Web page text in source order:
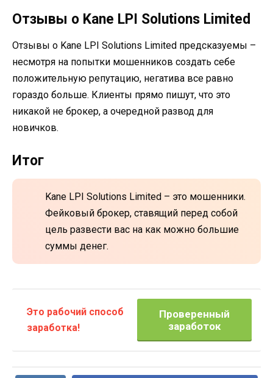
Отзывы о Kane LPI Solutions Limited
Отзывы о Kane LPI Solutions Limited предсказуемы –
несмотря на попытки мошенников создать себе
положительную репутацию, негатива все равно
гораздо больше. Клиенты прямо пишут, что это
никакой не брокер, а очередной развод для
новичков.
Итог
Kane LPI Solutions Limited – это мошенники.
Фейковый брокер, ставящий перед собой
цель развести вас на как можно большие
суммы денег.
Это рабочий способ
заработка!
Проверенный
заработок